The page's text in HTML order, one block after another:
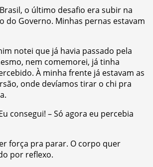
o último desafio era subir na
do Governo. Minhas pernas estavam
notei que já havia passado pela
nem comemorei, já tinha
À minha frente já estavam as
onde devíamos tirar o chi pra
consegui! – Só agora eu percebia
força pra parar. O corpo quer
por reflexo.